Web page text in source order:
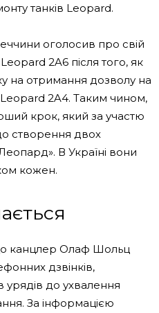
танків Leopard.
оголосив про свій
2A6 після того, як
на отримання дозволу на
Leopard 2A4. Таким чином,
крок, який за участю
створення двох
В Україні вони
кожен.
канцлер Олаф Шольц
дзвінків,
урядів до ухвалення
За інформацією